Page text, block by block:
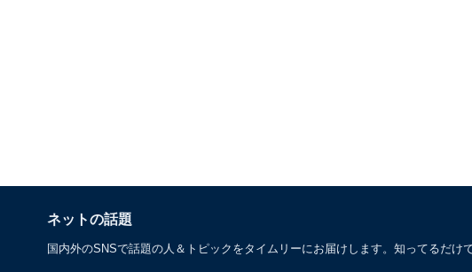
ネットの話題
国内外のSNSで話題の人＆トピックをタイムリーにお届けします。知ってるだ